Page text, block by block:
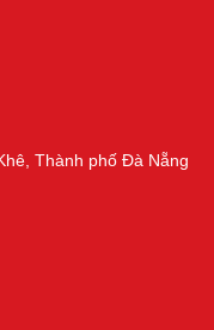
Thành phố Đà Nẵng